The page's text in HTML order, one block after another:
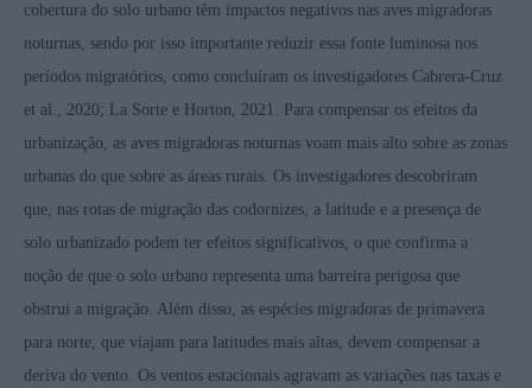
cobertura do solo urbano têm impactos negativos nas aves migradoras
noturnas, sendo por isso importante reduzir essa fonte luminosa nos
períodos migratórios, como concluíram os investigadores Cabrera-Cruz
et al., 2020; La Sorte e Horton, 2021. Para compensar os efeitos da
urbanização, as aves migradoras noturnas voam mais alto sobre as zonas
urbanas do que sobre as áreas rurais. Os investigadores descobriram
que, nas rotas de migração das codornizes, a latitude e a presença de
solo urbanizado podem ter efeitos significativos, o que confirma a
noção de que o solo urbano representa uma barreira perigosa que
obstrui a migração. Além disso, as espécies migradoras de primavera
para norte, que viajam para latitudes mais altas, devem compensar a
deriva do vento. Os ventos estacionais agravam as variações nas taxas e